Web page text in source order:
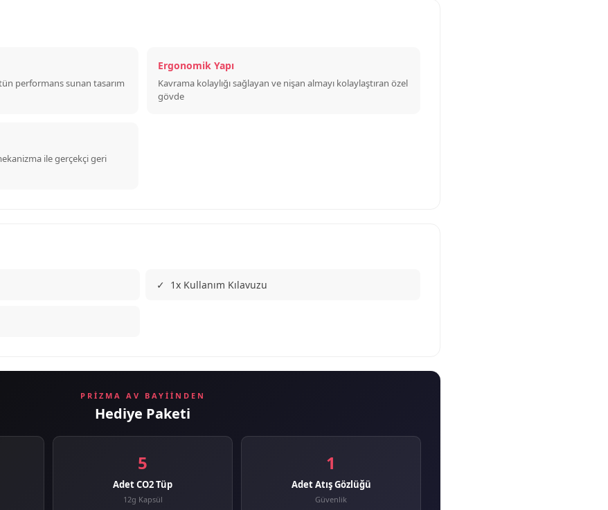
performans sunan tasarım
Ergonomik Yapı
Kavrama kolaylığı sağlayan ve nişan almayı kolaylaştıran özel
gövde
ile gerçekçi geri
✓ 1x Kullanım Kılavuzu
PRIZMA AV BAYIINDEN
Hediye Paketi
5
Adet CO2 Tüp
12g Kapsül
1
Adet Atış Gözlüğü
Güvenlik